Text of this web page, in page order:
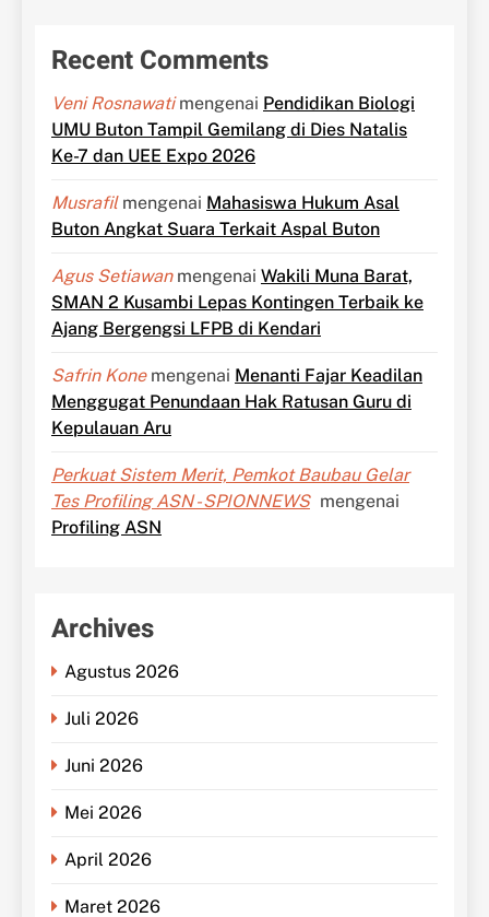
Recent Comments
Veni Rosnawatimengenai Pendidikan Biologi
UMU Buton Tampil Gemilang di Dies Natalis
Ke-7 dan UEE Expo 2026
Musrafilmengenai Mahasiswa Hukum Asal
Buton Angkat Suara Terkait Aspal Buton
Agus Setiawanmengenai Wakili Muna Barat,
SMAN 2 Kusambi Lepas Kontingen Terbaik ke
Ajang Bergengsi LFPB di Kendari
Safrin Konemengenai Menanti Fajar Keadilan
Menggugat Penundaan Hak Ratusan Guru di
Kepulauan Aru
Perkuat Sistem Merit, Pemkot Baubau Gelar
Tes Profiling ASN - SPIONNEWS mengenai
Profiling ASN
Archives
Agustus 2026
Juli 2026
Juni 2026
Mei 2026
April 2026
Maret 2026